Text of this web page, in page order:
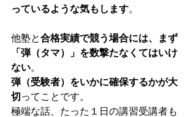
っているような気もします。
他塾と合格実績で競う場合には、まず
「弾（タマ）」を数撃たなくてはいけ
ない。
弾（受験者）をいかに確保するかが大
切 ってことです。
極端な話、たった１日の講習受講者も